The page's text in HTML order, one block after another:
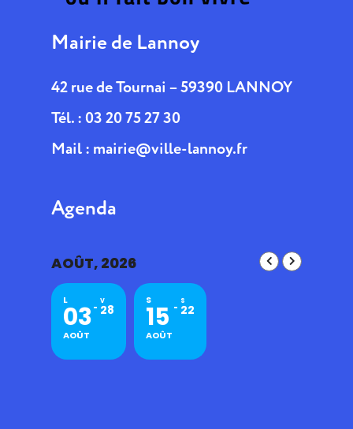
Mairie de Lannoy
42 rue de Tournai – 59390 LANNOY
Tél. : 03 20 75 27 30
Mail : mairie@ville-lannoy.fr
Agenda
AOÛT, 2026
L
03
AOÛT
V
28
S
15
AOÛT
S
22